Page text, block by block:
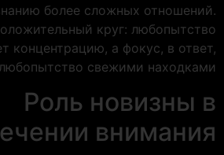
более сложных отношений.
круг: любопытство
концентрацию, а фокус, в ответ,
свежими находками.
Роль новизны в
внимания